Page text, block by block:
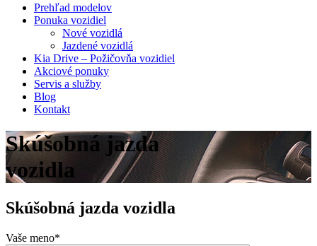
Prehľad modelov
Ponuka vozidiel
Nové vozidlá
Jazdené vozidlá
Kia Drive – Požičovňa vozidiel
Akciové ponuky
Servis a služby
Blog
Kontakt
Skúšobná jazda
vozidla
Skúšobná jazda vozidla
Vaše meno*